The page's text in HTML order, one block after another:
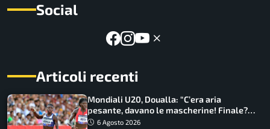
Social
Articoli recenti
Mondiali U20, Doualla: “C’era aria
pesante, davano le mascherine! Finale?
Non ho nulla da perdere”
6 Agosto 2026